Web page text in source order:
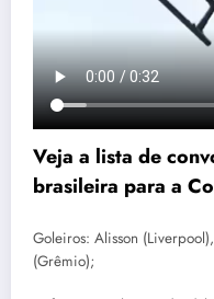
Veja a lista de
brasileira para a
Goleiros: Alisson
(Grêmio);